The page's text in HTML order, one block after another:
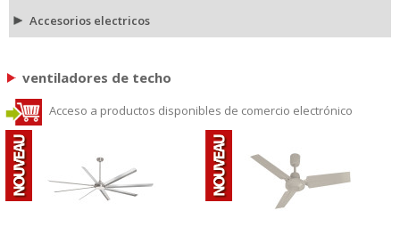
Accesorios electricos
ventiladores de techo
Acceso a productos disponibles de comercio electrónico